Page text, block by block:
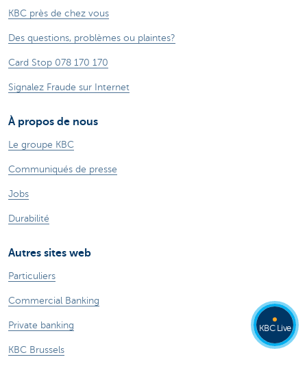
KBC près de chez vous
Des questions, problèmes ou plaintes?
Card Stop 078 170 170
Signalez Fraude sur Internet
À propos de nous
Le groupe KBC
Communiqués de presse
Jobs
Durabilité
Autres sites web
Particuliers
Commercial Banking
Private banking
KBC Brussels
KBC Live